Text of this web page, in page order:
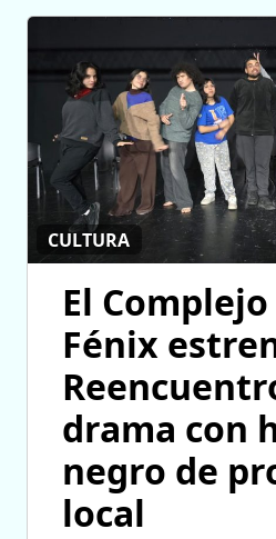
CULTURA
El
Fénix
drama con
negro de
local